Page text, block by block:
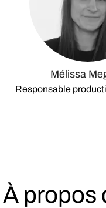
Mélissa
Responsable
À propos